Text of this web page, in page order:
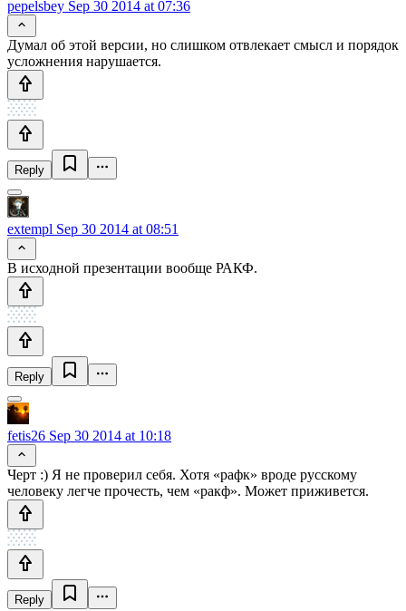
pepelsbey Sep 30 2014 at 07:36
Думал об этой версии, но слишком отвлекает смысл и порядок
усложнения нарушается.
Reply
extempl Sep 30 2014 at 08:51
В исходной презентации вообще РАКФ.
Reply
fetis26 Sep 30 2014 at 10:18
Черт :) Я не проверил себя. Хотя «рафк» вроде русскому
человеку легче прочесть, чем «ракф». Может приживется.
Reply